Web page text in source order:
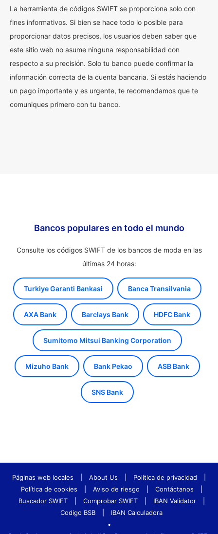
La herramienta de códigos SWIFT se proporciona solo con
fines informativos. Si bien se hace todo lo posible para
proporcionar datos precisos, los usuarios deben saber que
este sitio web no asume ninguna responsabilidad con
respecto a su precisión. Solo tu banco puede confirmar la
información correcta de la cuenta bancaria. Si estás haciendo
un pago importante y es urgente, te recomendamos que te
comuniques primero con tu banco.
Bancos populares en todo el mundo
Consulte los códigos SWIFT de los bancos de moda en las
últimas 24 horas:
Turkiye Garanti Bankasi Banca Transilvania
AXA Bank Barclays Bank HDFC Bank
Sumitomo Mitsui Banking Corporation
Mizuho Bank Bank Pekao ASB Bank
SNS Bank
Páginas web locales About Us Política de privacidad
Política de cookies
Aviso de riesgo Contáctanos
Buscador SWIFT
Comprobar SWIFT IBAN Validator
Codigo BSB
IBAN Calculadora
•